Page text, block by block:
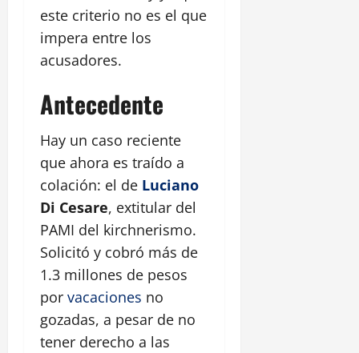
este criterio no es el que
impera entre los
acusadores.
Antecedente
Hay un caso reciente
que ahora es traído a
colación: el de Luciano
Di Cesare, extitular del
PAMI del kirchnerismo.
Solicitó y cobró más de
1.3 millones de pesos
por vacaciones no
gozadas, a pesar de no
tener derecho a las